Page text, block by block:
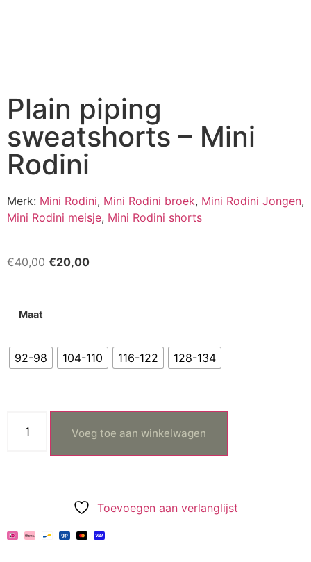
Plain piping
sweatshorts – Mini
Rodini
Merk: Mini Rodini, Mini Rodini broek, Mini Rodini Jongen,
Mini Rodini meisje, Mini Rodini shorts
€40,00 €20,00
Maat
92-98 104-110 116-122 128-134
Voeg toe aan winkelwagen
Toevoegen aan verlanglijst